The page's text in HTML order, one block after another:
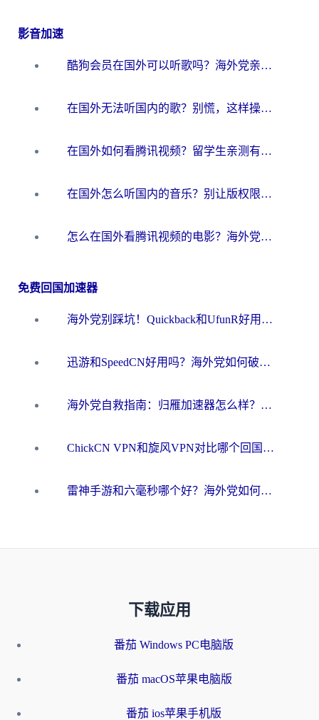
影音加速
酷狗会员在国外可以听歌吗？海外党亲测有效：3步解决音乐权限难题
在国外无法听国内的歌？别慌，这样操作就能畅听QQ音乐（附亲测加速器推荐）
在国外如何看腾讯视频？留学生亲测有效的回国加速方案
在国外怎么听国内的音乐？别让版权限制断了你的华语歌单
怎么在国外看腾讯视频的电影？海外党亲测有效的回国加速指南
免费回国加速器
海外党别踩坑！Quickback和UfunR好用吗？选对回国加速器才能无缝刷国内资源
迅游和SpeedCN好用吗？海外党如何破解那道看不见的墙
海外党自救指南：归雁加速器怎么样？教你避开坑实现国内资源无缝访问
ChickCN VPN和旋风VPN对比哪个回国效果更好？海外用户的选择困境与出路
雷神手游和六毫秒哪个好？海外党如何真正解锁国内资源
下载应用
番茄 Windows PC电脑版
番茄 macOS苹果电脑版
番茄 ios苹果手机版